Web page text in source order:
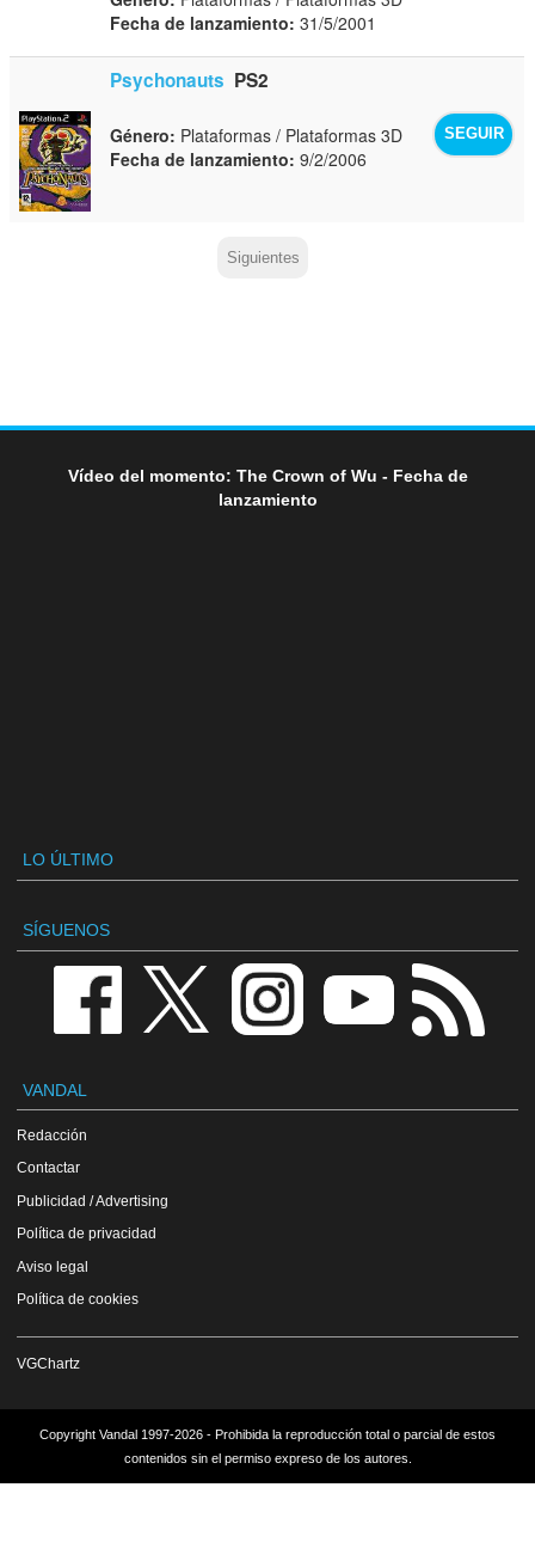
Fecha de lanzamiento: 31/5/2001
Psychonauts PS2
SEGUIR
Género: Plataformas / Plataformas 3D
Fecha de lanzamiento: 9/2/2006
Siguientes
Vídeo del momento: The Crown of Wu - Fecha de
lanzamiento
LO ÚLTIMO
SÍGUENOS
VANDAL
Redacción
Contactar
Publicidad / Advertising
Política de privacidad
Aviso legal
Política de cookies
VGChartz
Copyright Vandal 1997-2026 - Prohibida la reproducción total o parcial de estos
contenidos sin el permiso expreso de los autores.